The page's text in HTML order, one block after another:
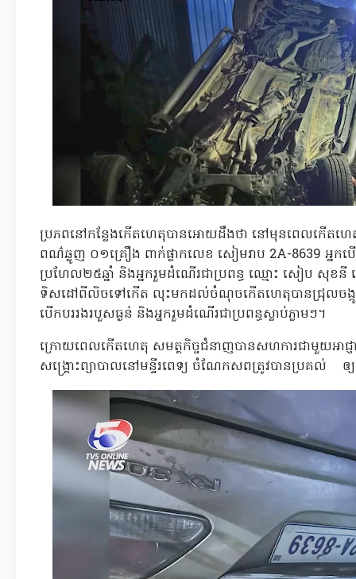
ប្រភពនៅកន្លែងកើតហេតុបានអោយដឹងថា នៅមុនពេលកើតហេ
ពណ៌ឆ្លូញ ០១គ្រឿង ពាក់ផ្លាកលេខ សៀមរាប 2A-8639 អ្នកប
ប្រហែល២៥ឆ្នាំ និងអ្នករួមដំណើរជាប្រពន្ធ ឈ្មោះ សៀប សុខនី
ទិសដៅពីលិចទៅកើត លុះមកដល់ចំណុចកើតហេតុបានជ្រុលចង្កូត
បើកបររងរបួសធ្ងន់ និងអ្នករួមដំណើរជាប្រពន្ធស្លាប់ភ្លាមៗ។
ក្រោយពេលកើតហេតុ សមត្ថកិច្ចជំនាញបានសហការជាមួយអាជ្ញ
សង្រ្គោះព្យាបាលនៅមន្ទីរពេទ្យ ចំណែកសពត្រូវបានប្រគល់